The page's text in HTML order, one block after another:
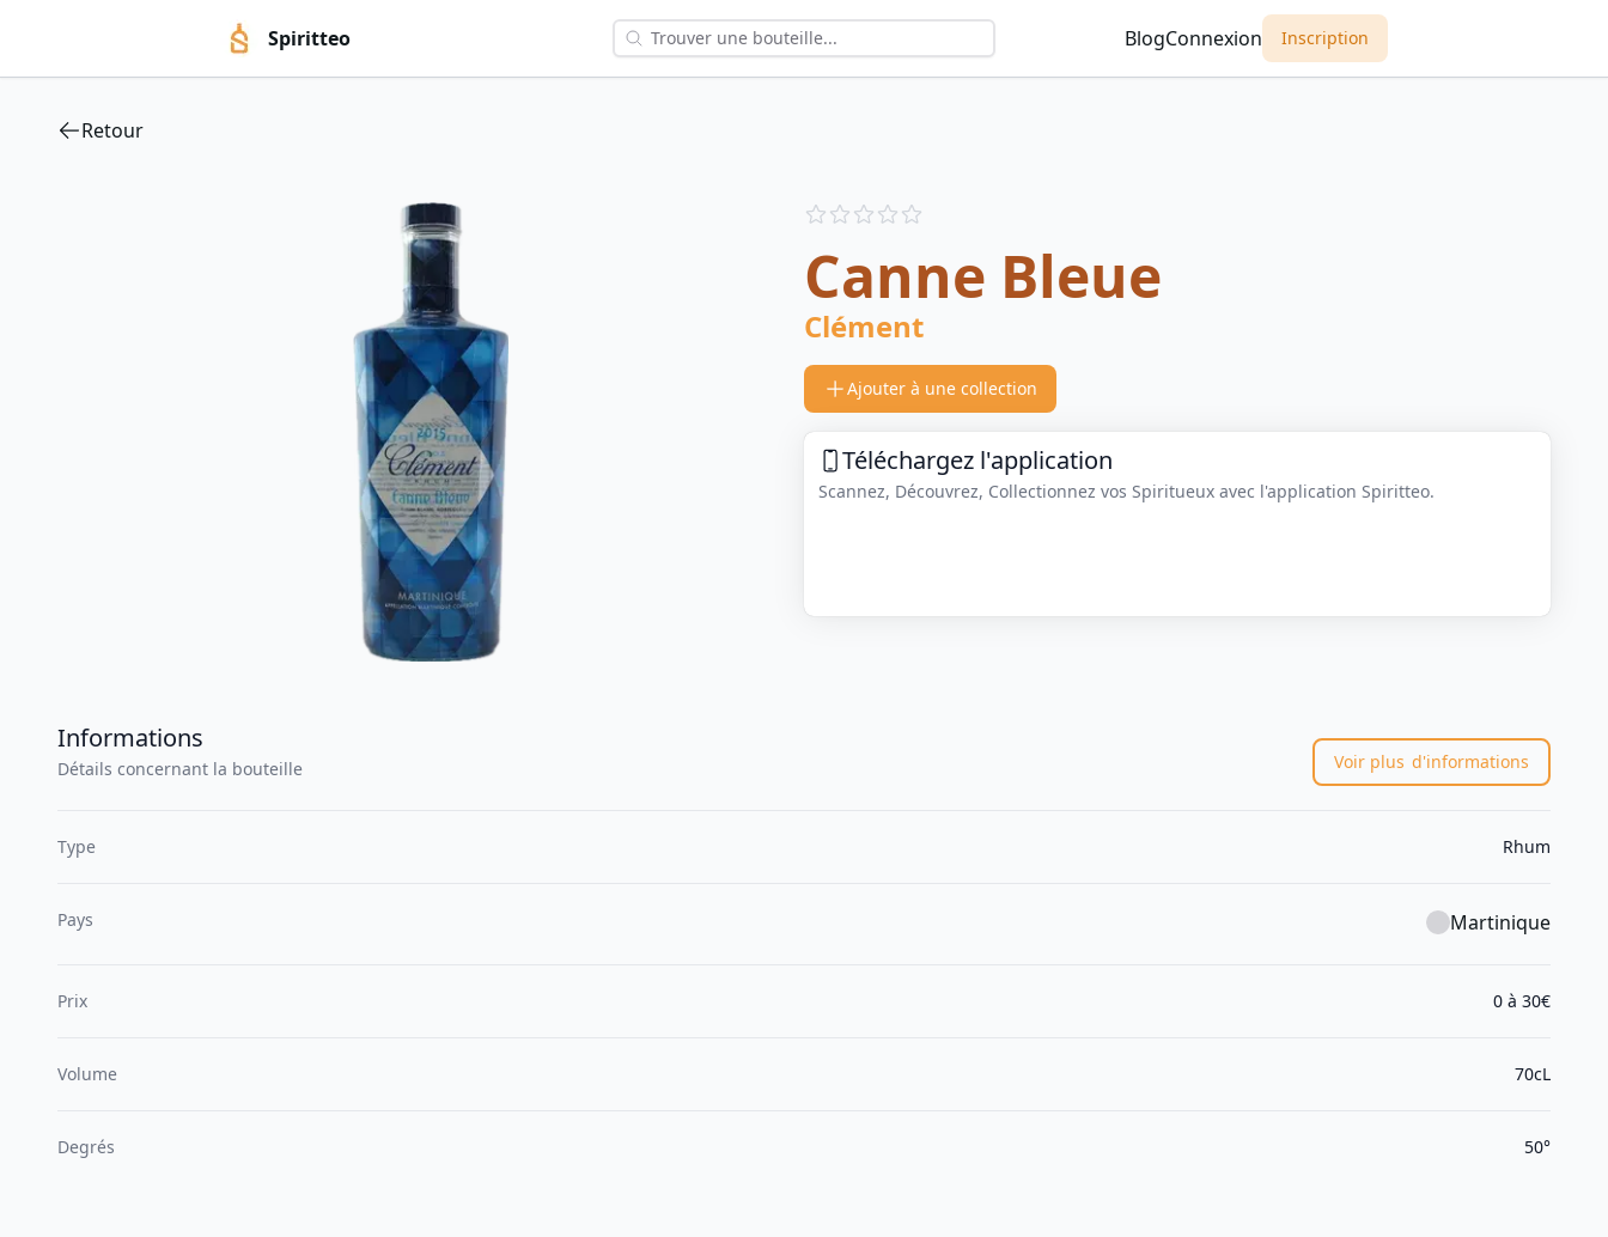
Spiritteo BlogConnexion Inscription
Retour
Reviews
Canne Bleue
Clément
Ajouter à une collection
Téléchargez l'application
Scannez, Découvrez, Collectionnez vos Spiritueux avec l'application Spiritteo.
Informations
Détails concernant la bouteille Voir plus d'informations
Type Rhum
Pays Martinique
Prix 0 à 30€
Volume 70cL
Degrés 50°